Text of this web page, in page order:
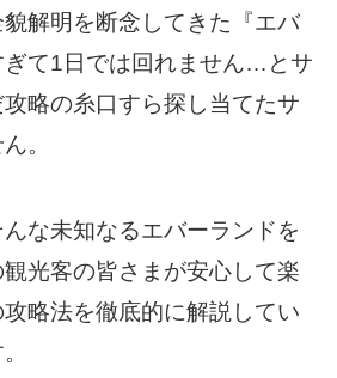
解明を断念してきた『エバ
ぎて1日では回れません…とサ
略の糸口すら探し当てたサ
。
な未知なるエバーランドを
光客の皆さまが安心して楽
略法を徹底的に解説してい